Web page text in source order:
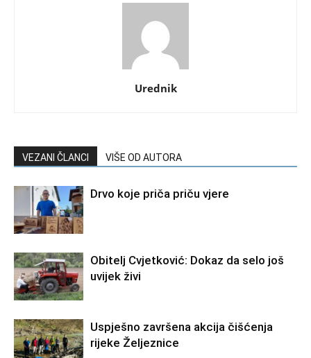
Urednik
VEZANI ČLANCI VIŠE OD AUTORA
Drvo koje priča priču vjere
Obitelj Cvjetković: Dokaz da selo još
uvijek živi
Uspješno završena akcija čišćenja
rijeke Željeznice